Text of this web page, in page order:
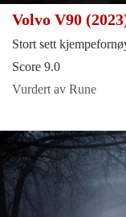
Volvo V90
Stort sett
Score 9.0
Vurdert av Rune